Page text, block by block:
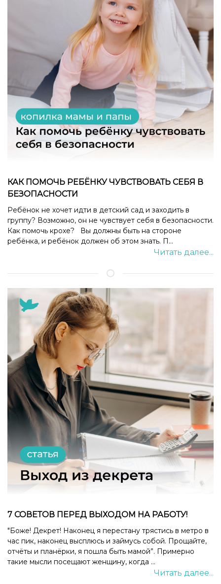
КАК ПОМОЧЬ РЕБЁНКУ ЧУВСТВОВАТЬ СЕБЯ В
БЕЗОПАСНОСТИ
Ребёнок не хочет идти в детский сад и заходить в
группу? Возможно, он не чувствует себя в безопасности.
Как помочь крохе? Вы должны быть на стороне
ребёнка, и ребёнок должен об этом знать. П...
Читать далее...
7 СОВЕТОВ ПЕРЕД ВЫХОДОМ НА РАБОТУ!
"Боже! Декрет! Наконец я перестану трястись в метро в
час пик, наконец высплюсь и займусь собой. Прощайте,
отчёты и планёрки, я пошла быть мамой”. Примерно
такие мысли посещают женщину, когда ...
Читать далее...